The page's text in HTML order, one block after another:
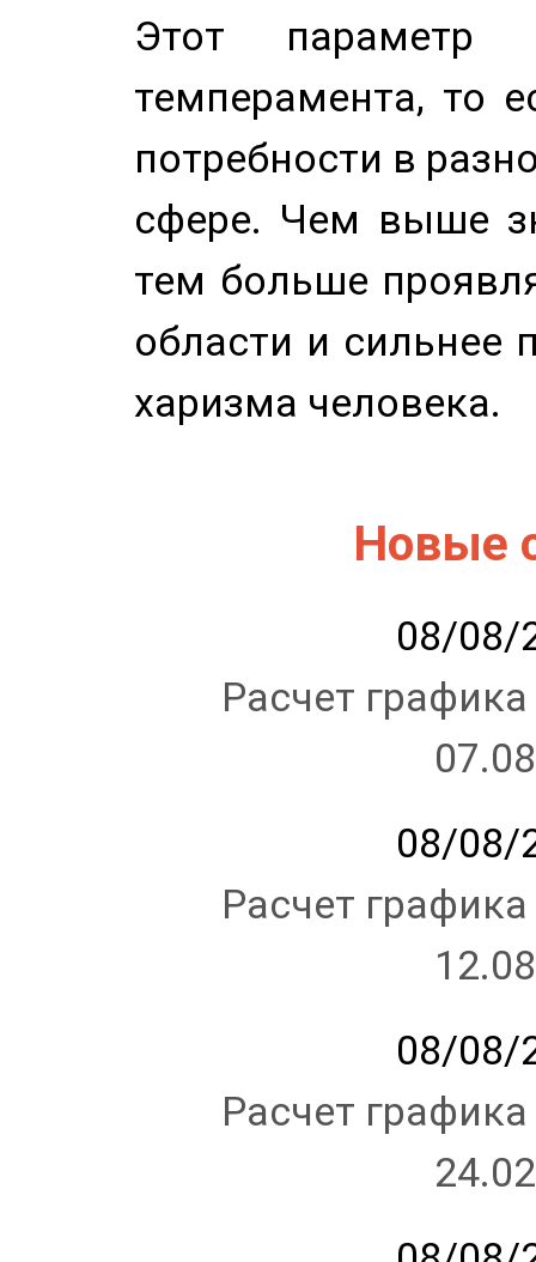
Этот параметр
темперамента, то
потребности в
сфере. Чем выше
тем больше
области и сильнее
харизма человека.
Новые
08/08/
Расчет
08/08/
Расчет
08/08/
Расчет